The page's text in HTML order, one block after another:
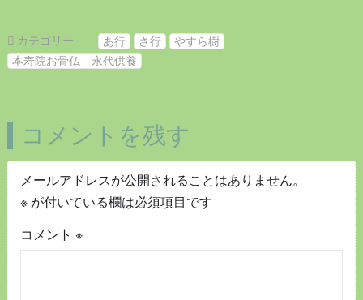
カテゴリー あ行 さ行
やすら樹
本寿院お骨仏 永代供養
コメントを残す
メールアドレスが公開されることはありません。
※が付いている欄は必須項目です
コメント ※